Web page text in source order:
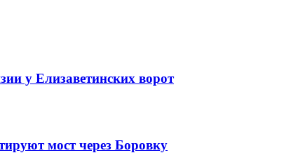
у Елизаветинских ворот
мост через Боровку